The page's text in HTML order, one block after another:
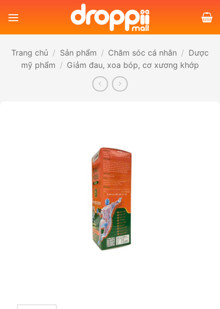
qua
Trang chủ / Sản phẩm / Chăm sóc cá nhân / Dược
mỹ phẩm / Giảm đau, xoa bóp, cơ xương khớp